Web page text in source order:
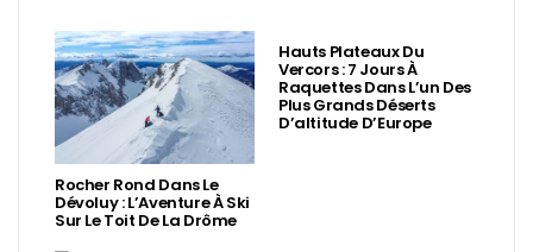
Rocher Rond Dans Le
Dévoluy : L’Aventure À Ski
Sur Le Toit De La Drôme
Hauts Plateaux Du
Vercors : 7 Jours À
Raquettes Dans L’un Des
Plus Grands Déserts
D’altitude D’Europe